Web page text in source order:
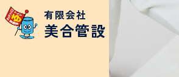
有限会社
美合管設